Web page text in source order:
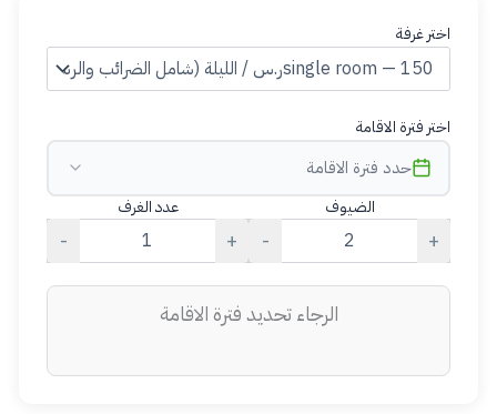
اختر غرفة
اختر فترة الاقامة
حدد فترة الاقامة
الضيوف
- +
عدد الغرف
- +
الرجاء تحديد فترة الاقامة